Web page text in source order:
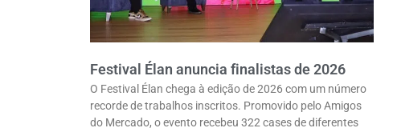
Festival Élan anuncia finalistas de 2026
O Festival Élan chega à edição de 2026 com um número
recorde de trabalhos inscritos. Promovido pelo Amigos
do Mercado, o evento recebeu 322 cases de diferentes